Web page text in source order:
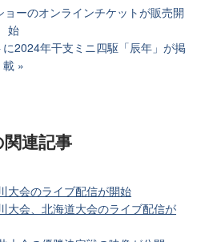
ーのオンラインチケットが販売開
始
に2024年干支ミニ四駆「辰年」が掲
載
連記事
大会のライブ配信が開始
大会、北海道大会のライブ配信が